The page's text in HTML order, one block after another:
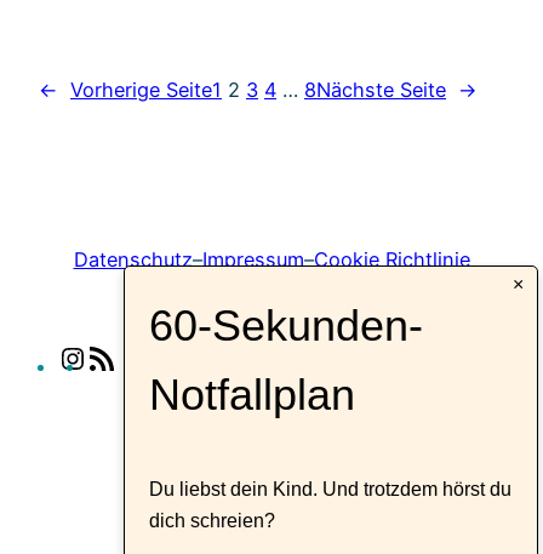
×
60-Sekunden-
Notfallplan
Du liebst dein Kind. Und trotzdem hörst du
dich schreien?
← Vorherige Seite1 2 3 4 … 8Nächste Seite →
Datenschutz–Impressum–Cookie Richtlinie
I